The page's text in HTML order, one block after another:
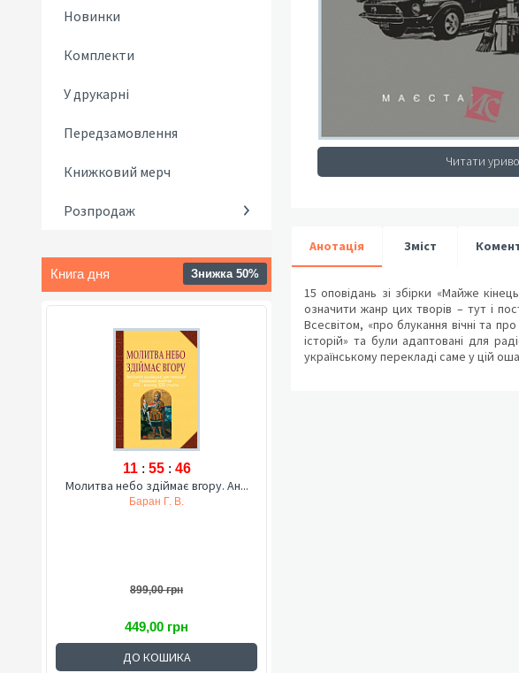
Новинки
Комплекти
У друкарні
Передзамовлення
Книжковий мерч
Розпродаж
Книга дня Знижка 50%
11 : 55 : 45
Молитва небо здіймає вгору. Ан...
Баран Г. В.
899,00 грн
449,00 грн
ДО КОШИКА
Читати
Анотація Зміст
15 оповідань зі збірки «Майже
означити жанр цих творів – тут і
Всесвітом, «про блукання вічні та
історій» та були адаптовані для
українському перекладі саме у цій